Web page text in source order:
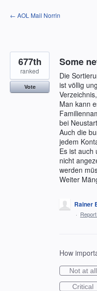
Skip
to
← AOL Mail Norrin
Some
Die
ist völlig
Man kann
bei
Auch die
jedem
Es ist auch
nicht
werden
Weiter
677th
ranked
Vote
Rainer
·
How
Not at all
Critical